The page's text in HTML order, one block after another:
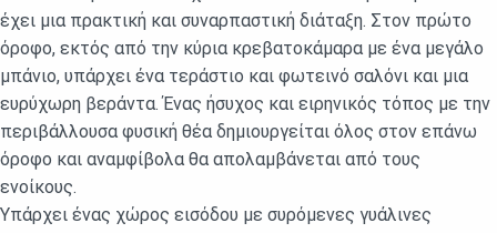
έχει μια πρακτική και συναρπαστική διάταξη. Στον πρώτο
όροφο, εκτός από την κύρια κρεβατοκάμαρα με ένα μεγάλο
μπάνιο, υπάρχει ένα τεράστιο και φωτεινό σαλόνι και μια
ευρύχωρη βεράντα. Ένας ήσυχος και ειρηνικός τόπος με την
περιβάλλουσα φυσική θέα δημιουργείται όλος στον επάνω
όροφο και αναμφίβολα θα απολαμβάνεται από τους
ενοίκους.
Υπάρχει ένας χώρος εισόδου με συρόμενες γυάλινες